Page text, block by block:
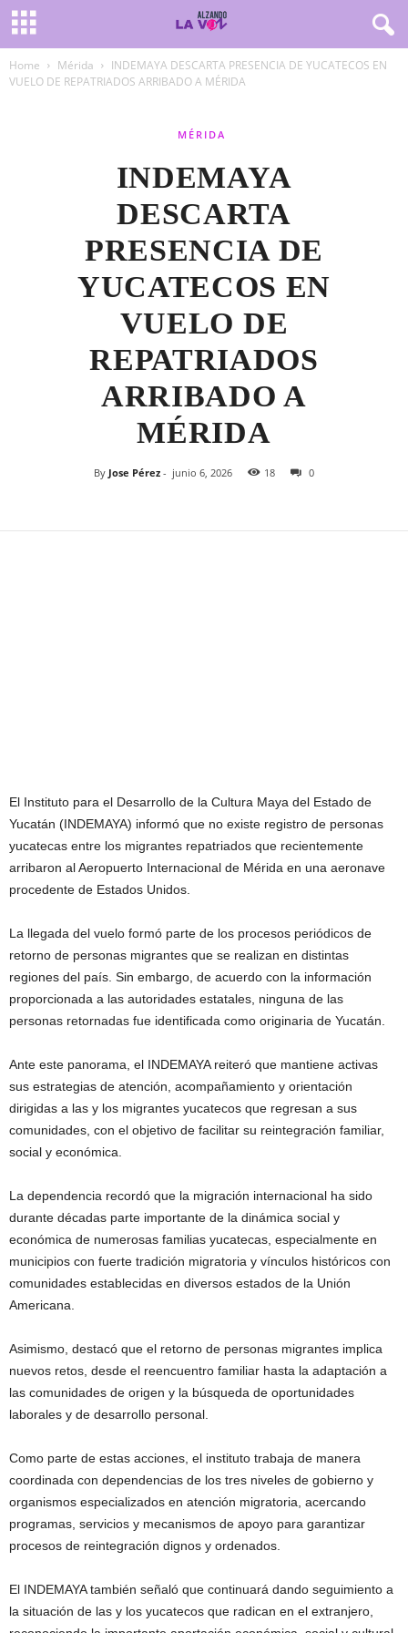
Home Mérida
INDEMAYA DESCARTA PRESENCIA DE YUCATECOS EN
VUELO DE REPATRIADOS ARRIBADO A MÉRIDA
MÉRIDA
INDEMAYA
DESCARTA
PRESENCIA DE
YUCATECOS EN
VUELO DE
REPATRIADOS
ARRIBADO A
MÉRIDA
By Jose Pérez - junio 6, 2026 18 0
El Instituto para el Desarrollo de la Cultura Maya del Estado de
Yucatán (INDEMAYA) informó que no existe registro de personas
yucatecas entre los migrantes repatriados que recientemente
arribaron al Aeropuerto Internacional de Mérida en una aeronave
procedente de Estados Unidos.
La llegada del vuelo formó parte de los procesos periódicos de
retorno de personas migrantes que se realizan en distintas
regiones del país. Sin embargo, de acuerdo con la información
proporcionada a las autoridades estatales, ninguna de las
personas retornadas fue identificada como originaria de Yucatán.
Ante este panorama, el INDEMAYA reiteró que mantiene activas
sus estrategias de atención, acompañamiento y orientación
dirigidas a las y los migrantes yucatecos que regresan a sus
comunidades, con el objetivo de facilitar su reintegración familiar,
social y económica.
La dependencia recordó que la migración internacional ha sido
durante décadas parte importante de la dinámica social y
económica de numerosas familias yucatecas, especialmente en
municipios con fuerte tradición migratoria y vínculos históricos con
comunidades establecidas en diversos estados de la Unión
Americana.
Asimismo, destacó que el retorno de personas migrantes implica
nuevos retos, desde el reencuentro familiar hasta la adaptación a
las comunidades de origen y la búsqueda de oportunidades
laborales y de desarrollo personal.
Como parte de estas acciones, el instituto trabaja de manera
coordinada con dependencias de los tres niveles de gobierno y
organismos especializados en atención migratoria, acercando
programas, servicios y mecanismos de apoyo para garantizar
procesos de reintegración dignos y ordenados.
El INDEMAYA también señaló que continuará dando seguimiento a
la situación de las y los yucatecos que radican en el extranjero,